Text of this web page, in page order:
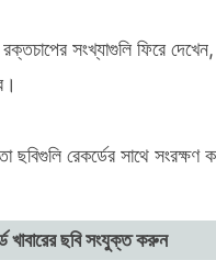
সংখ্যাগুলি ফিরে
ছবিগুলি রেকর্ডের সাথে
খাবারের ছবি সংযুক্ত করুন